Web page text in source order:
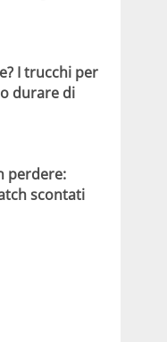
I trucchi per
durare di
perdere:
scontati